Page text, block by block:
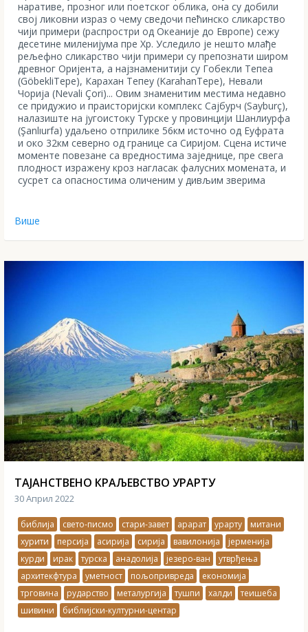
наративе, прозног или поетског облика, она су добили
свој ликовни израз о чему сведочи пећинско сликарство
чији примери (распростри од Океаније до Европе) сежу
десетине миленијума пре Хр. Уследило је нешто млађе
рељефно сликарство чији примери су препознати широм
древног Оријента, а најзнаменитији су Гобекли Тепеа
(GöbekliTepe), Карахан Тепеу (KarahanTepe), Невали
Чорија (Nevali Çori)... Овим знаменитим местима недавно
се придужио и праисторијски комплекс Сајбурч (Sayburç),
налазиште на југоистоку Турске у провинцији Шанлиурфа
(Şanlıurfa) удаљено отприлике 56км источно од Еуфрата
и око 32км северно од границе са Сиријом. Сцена истиче
моменте повезане са вредностима заједнице, пре свега
плодност изражену кроз нагласак фалусних момената, и
сусрет са опасностима оличеним у дивљим зверима
Више
ТАЈАНСТВЕНО КРАЉЕВСТВО УРАРТУ
30 Април 2022
библија свето-писмо стари-завет арарат урарту
митани
хурити
персија асирија сирија вавилонија
јерменија
курди
ирак турска анадолија језеро-ван
утврђења
архитекфтура
уметност пољопривреда
економија
трговина
рударство металургија тушпи халди
теишеба
шивини
библијски-културни-центар